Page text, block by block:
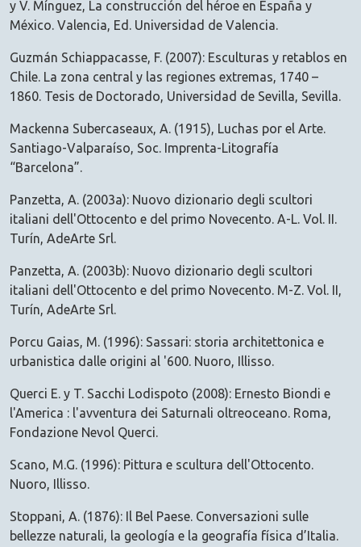
y V. Mínguez, La construcción del héroe en España y
México. Valencia, Ed. Universidad de Valencia.
Guzmán Schiappacasse, F. (2007): Esculturas y retablos en
Chile. La zona central y las regiones extremas, 1740 –
1860. Tesis de Doctorado, Universidad de Sevilla, Sevilla.
Mackenna Subercaseaux, A. (1915), Luchas por el Arte.
Santiago-Valparaíso, Soc. Imprenta-Litografía
“Barcelona”.
Panzetta, A. (2003a): Nuovo dizionario degli scultori
italiani dell'Ottocento e del primo Novecento. A-L. Vol. II.
Turín, AdeArte Srl.
Panzetta, A. (2003b): Nuovo dizionario degli scultori
italiani dell'Ottocento e del primo Novecento. M-Z. Vol. II,
Turín, AdeArte Srl.
Porcu Gaias, M. (1996): Sassari: storia architettonica e
urbanistica dalle origini al '600. Nuoro, Illisso.
Querci E. y T. Sacchi Lodispoto (2008): Ernesto Biondi e
l'America : l'avventura dei Saturnali oltreoceano. Roma,
Fondazione Nevol Querci.
Scano, M.G. (1996): Pittura e scultura dell'Ottocento.
Nuoro, Illisso.
Stoppani, A. (1876): Il Bel Paese. Conversazioni sulle
bellezze naturali, la geología e la geografía física d’Italia.